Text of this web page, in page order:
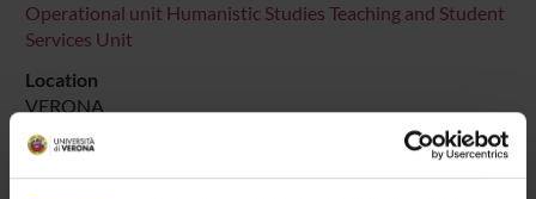
Operational unit Humanistic Studies Teaching and Student
Services Unit
Location
VERONA
Main Department
Human Sciences